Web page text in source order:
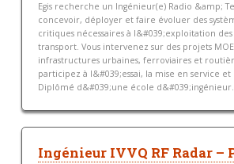
Egis recherche un Ingénieur(e) Radio &amp;
concevoir, déployer et faire évoluer des
critiques nécessaires à l&#039;exploitation
transport. Vous intervenez sur des projets
infrastructures urbaines, ferroviaires et
participez à l&#039;essai, la mise en service
Diplômé d&#039;une école
Ingénieur IVVQ RF Radar –